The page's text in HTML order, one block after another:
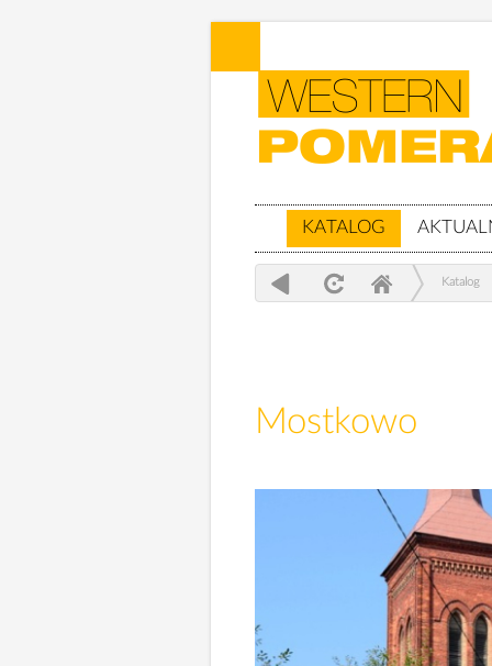
KATALOG
Katalog
Mostkowo